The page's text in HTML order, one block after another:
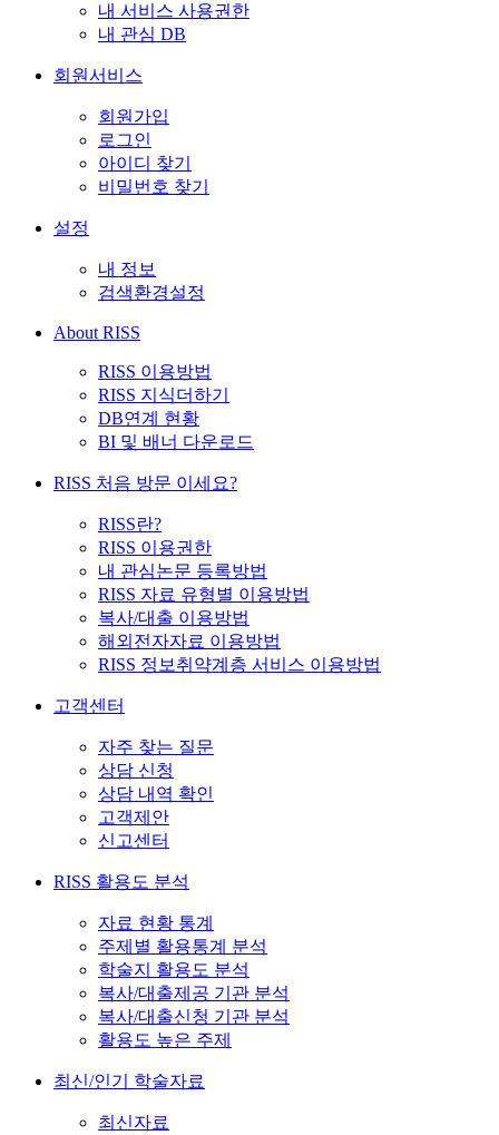
내 서비스 사용권한
내 관심 DB
회원서비스
회원가입
로그인
아이디 찾기
비밀번호 찾기
설정
내 정보
검색환경설정
About RISS
RISS 이용방법
RISS 지식더하기
DB연계 현황
BI 및 배너 다운로드
RISS 처음 방문 이세요?
RISS란?
RISS 이용권한
내 관심논문 등록방법
RISS 자료 유형별 이용방법
복사/대출 이용방법
해외전자자료 이용방법
RISS 정보취약계층 서비스 이용방법
고객센터
자주 찾는 질문
상담 신청
상담 내역 확인
고객제안
신고센터
RISS 활용도 분석
자료 현황 통계
주제별 활용통계 분석
학술지 활용도 분석
복사/대출제공 기관 분석
복사/대출신청 기관 분석
활용도 높은 주제
최신/인기 학술자료
최신자료